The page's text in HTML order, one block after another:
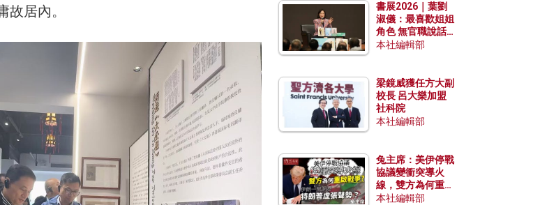
居內。
書展2026｜葉劉
淑儀：最喜歡姐姐
角色 無官職說話
包袱少
本社編輯部
梁鏡威獲任方大副
校長 呂大樂加盟
社科院
本社編輯部
兔主席：美伊停戰
協議變衝突導火
線，雙方為何重啟
戰爭？伊朗一早洞
本社編輯部